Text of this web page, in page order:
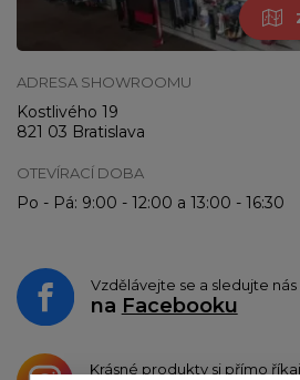
ADRESA SHOWROOMU
Kostlivého 19
821 03 Bratislava
OTEVÍRACÍ DOBA
Po - Pá: 9:00 - 12:00 a 13:00 - 16:30
Vzdělávejte se a sledujte nás
na Facebooku
Krásné produkty si přímo